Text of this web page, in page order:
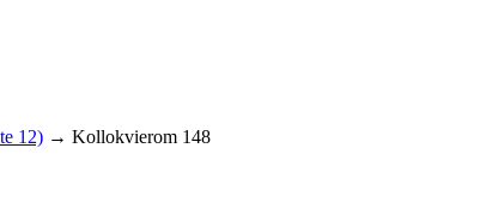
12) → Kollokvierom 148